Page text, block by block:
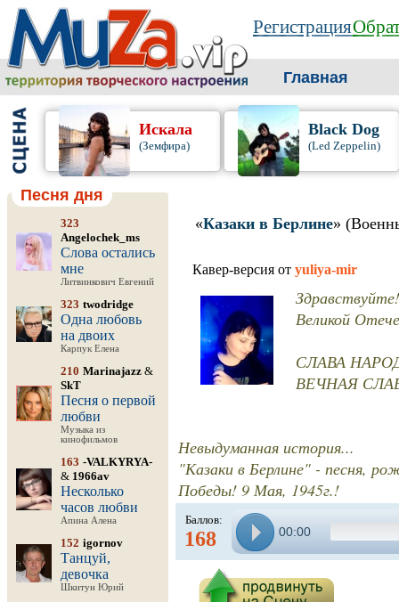
Регистрация
Главная
Искала
(Земфира)
Black Dog
(Led Zeppelin)
Песня дня
323
Angelochek_ms
Слова остались
мне
Литвинкович Евгений
323 twodridge
Одна любовь
на двоих
Карпук Елена
210 Marinajazz &
SkT
Песня о первой
любви
Музыка из
кинофильмов
163 -VALKYRYA-
& 1966av
Несколько
часов любви
Апина Алена
152 igornov
Танцуй,
девочка
Шкитун Юрий
«Казаки в Берлине»
Кавер-версия от yuliya-mir
Великой
СЛАВА
ВЕЧНАЯ
Невыдуманная история...
"Казаки в Берлине" - песня,
Победы! 9 Мая, 1945г.!
Баллов:
168 00:00